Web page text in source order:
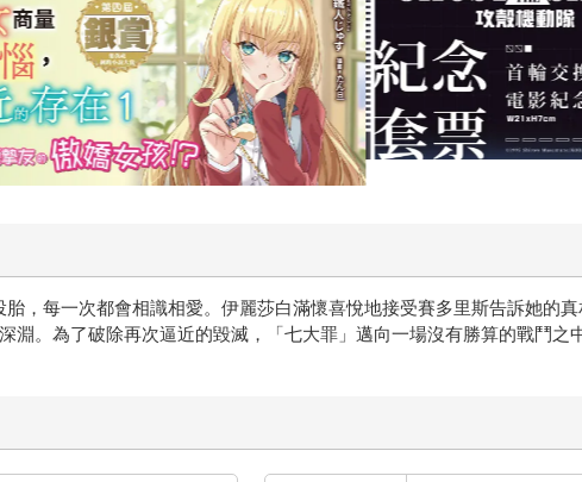
，每一次都會相識相愛。伊麗莎白滿懷喜悅地接受賽多里斯告訴她的
。為了破除再次逼近的毀滅，「七大罪」邁向一場沒有勝算的戰鬥之